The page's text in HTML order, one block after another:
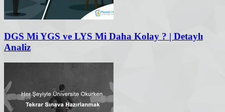
DGS Mi YGS ve LYS Mi Daha Kolay ? | Detaylı
Analiz